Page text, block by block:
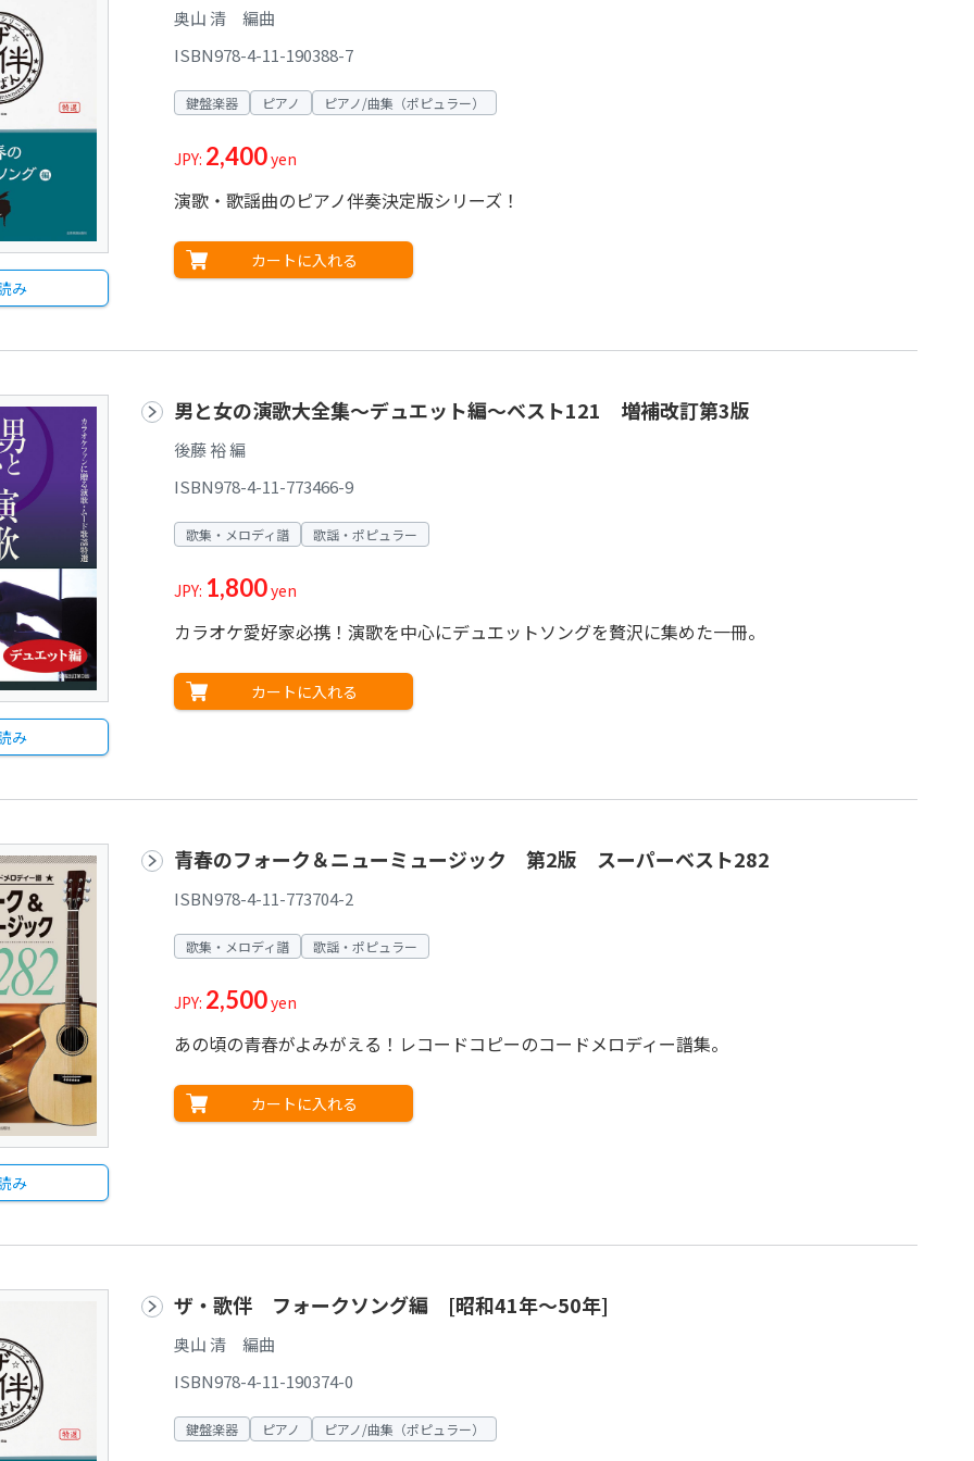
み
奥山 清 編曲
ISBN978-4-11-190388-7
鍵盤楽器 ピアノ ピアノ/曲集（ポピュラー）
JPY: 2,400yen
演歌・歌謡曲のピアノ伴奏決定版シリーズ！
カートに入れる
み
男と女の演歌大全集～デュエット編～ベスト121 増補改訂第3版
後藤 裕 編
ISBN978-4-11-773466-9
歌集・メロディ譜 歌謡・ポピュラー
JPY: 1,800yen
カラオケ愛好家必携！演歌を中心にデュエットソングを贅沢に集めた一冊。
カートに入れる
み
青春のフォーク＆ニューミュージック 第2版 スーパーベスト282
ISBN978-4-11-773704-2
歌集・メロディ譜 歌謡・ポピュラー
JPY: 2,500yen
あの頃の青春がよみがえる！レコードコピーのコードメロディー譜集。
カートに入れる
ザ・歌伴 フォークソング編 [昭和41年～50年]
奥山 清 編曲
ISBN978-4-11-190374-0
鍵盤楽器 ピアノ ピアノ/曲集（ポピュラー）